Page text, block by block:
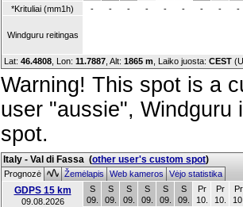
*Krituliai (mm1h)
- - - - - - - - -
Windguru reitingas
Lat: 46.4808 , Lon: 11.7887 Alt: 1865 m , Laiko juosta: CEST
Warning! This spot is a
user "aussie",
spot.
Italy - Val di Fassa (other user's custom spot)
Prognozė ŽemėlapisWeb kamerosVėjo statistika
GDPS 15 km
09.08.2026
S
09.
S
09.
S
09.
S
09.
S
09.
S
09.
Pr
10.
Pr
10.
Pr